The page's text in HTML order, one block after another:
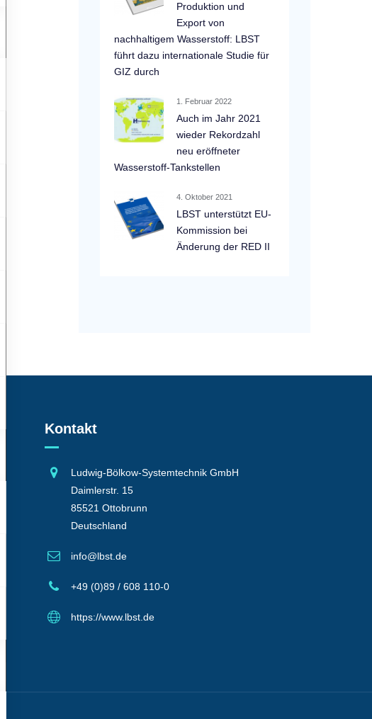
Produktion und
Export von
nachhaltigem Wasserstoff: LBST
führt dazu internationale Studie für
GIZ durch
1. Februar 2022
Auch im Jahr 2021
wieder Rekordzahl
neu eröffneter
Wasserstoff-Tankstellen
4. Oktober 2021
LBST unterstützt EU-
Kommission bei
Änderung der RED II
Kontakt
Ludwig-Bölkow-Systemtechnik GmbH
Daimlerstr. 15
85521 Ottobrunn
Deutschland
info@lbst.de
+49 (0)89 / 608 110-0
https://www.lbst.de